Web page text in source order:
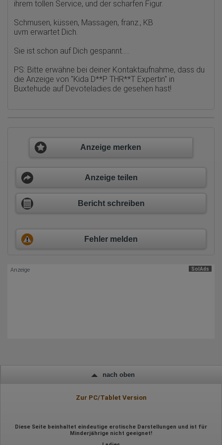
Sprache
Gerät (PC, Tablet-PC oder Smartphone)
Browser und alle verwendeten Add-ons
Besucherquelle (Facebook, Suchmaschine oder
verweisende Webseite)
Welche Videos angeschaut?
Wurden Werbebanner angeklickt?
Wohin ging der Besucher? Klickte er auf weitere Seiten des
Portals oder hat er sie komplett verlassen?
auch im Rahmen von Umfragen und Feedbackfunktionen, die
auf unserer Website eingebunden sind, von Ihnen bereitgestellte
Herausgeber:
Hotjar Limited, Malta
Datum und Uhrzeit des Besuchs
Mausbewegungen
Rechtliche Grundlage der Verarbeitung
ihrem tollen Service, und der scharfen Figur.
Schmusen, küssen, Massagen, franz., KB
uvm erwartet Dich.
Sie ist schon auf Dich gespannt.....
PS: Bitte erwähne bei deiner Kontaktaufnahme, dass du
die Anzeige von "Kida D**P THR**T Expertin" in
Buxtehude auf Devoteladies.de gesehen hast!
Anzeige merken
Anzeige teilen
Bericht schreiben
Fehler melden
SolAds
Anzeige
nach oben
Zur PC/Tablet Version
Diese Seite beinhaltet eindeutige erotische Darstellungen und ist für
Minderjährige nicht geeignet!